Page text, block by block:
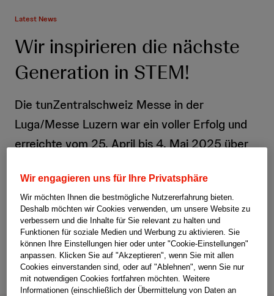
Latest News
Wir inspirieren die nächste
Generation in STEM!
Die tunZentralschweiz Messe in der
Luga/Messe Luzern war ein voller Erfolg und
erreichte vom 25. April bis 4. Mai 2025 über
(Wissenschaft, Technologie, Ingenieurwesen
und Mathematik).
08. Mai 2025 Teilen
Wir engagieren uns für Ihre Privatsphäre
Wir möchten Ihnen die bestmögliche Nutzererfahrung bieten.
Deshalb möchten wir Cookies verwenden, um unsere Website zu
verbessern und die Inhalte für Sie relevant zu halten und
Funktionen für soziale Medien und Werbung zu aktivieren. Sie
können Ihre Einstellungen hier oder unter "Cookie-Einstellungen"
anpassen. Klicken Sie auf "Akzeptieren", wenn Sie mit allen
Cookies einverstanden sind, oder auf "Ablehnen", wenn Sie nur
mit notwendigen Cookies fortfahren möchten. Weitere
Informationen (einschließlich der Übermittelung von Daten an